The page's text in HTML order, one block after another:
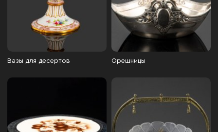
Вазы для десертов Орешницы